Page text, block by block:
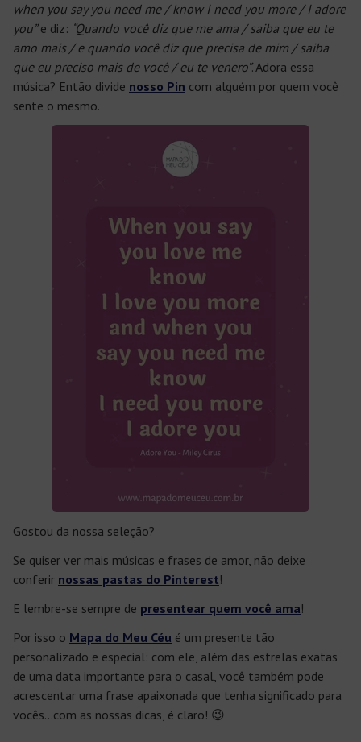
when you say you need me / know I need you more / I adore
you”e diz: “Quando você diz que me ama / saiba que eu te
amo mais / e quando você diz que precisa de mim / saiba
que eu preciso mais de você / eu te venero”. Adora essa
música? Então divide nosso Pin com alguém por quem você
sente o mesmo.
Gostou da nossa seleção?
Se quiser ver mais músicas e frases de amor, não deixe
conferir nossas pastas do Pinterest!
E lembre-se sempre de presentear quem você ama!
Por isso o Mapa do Meu Céu é um presente tão
personalizado e especial: com ele, além das estrelas exatas
de uma data importante para o casal, você também pode
acrescentar uma frase apaixonada que tenha significado para
vocês…com as nossas dicas, é claro! 😉